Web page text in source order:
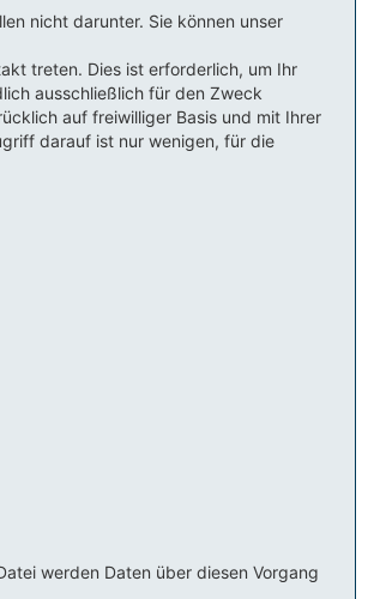
nicht darunter. Sie können unser
treten. Dies ist erforderlich, um Ihr
ausschließlich für den Zweck
auf freiwilliger Basis und mit Ihrer
darauf ist nur wenigen, für die
werden Daten über diesen Vorgang